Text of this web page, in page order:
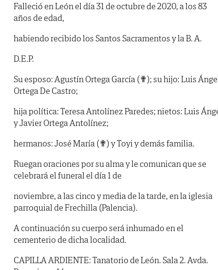
Falleció en León el día 31 de octubre de 2020, a los 83
años de edad,
habiendo recibido los Santos Sacramentos y la B. A.
D.E.P.
Su esposo: Agustín Ortega García (✟); su hijo: Luis
Ortega De Castro;
hija política: Teresa Antolínez Paredes; nietos: Luis
y Javier Ortega Antolínez;
hermanos: José María (✟) y Toyi y demás familia.
Ruegan oraciones por su alma y le comunican que se
celebrará el funeral el día 1 de
noviembre, a las cinco y media de la tarde, en la iglesia
parroquial de Frechilla (Palencia).
A continuación su cuerpo será inhumado en el
cementerio de dicha localidad.
CAPILLA ARDIENTE: Tanatorio de León. Sala 2. Avda.